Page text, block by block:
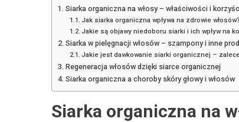
Siarka organiczna na włosy – właściwości i
Jak siarka organiczna wpływa na zdrowie włosów?
Jakie są objawy niedoboru siarki i ich wpływ na
Siarka w pielęgnacji włosów – szampony i inne
Jakie jest dawkowanie siarki organicznej –
Regeneracja włosów dzięki siarce organicznej
Siarka organiczna a choroby skóry głowy i włosów
Siarka organiczna na